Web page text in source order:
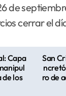
de
cerrar el
Capa
de los
San
ncretó
ro de